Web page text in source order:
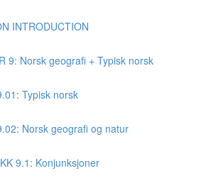
INTRODUCTION
9: Norsk geografi + Typisk norsk
Typisk norsk
Norsk geografi og natur
9.1: Konjunksjoner